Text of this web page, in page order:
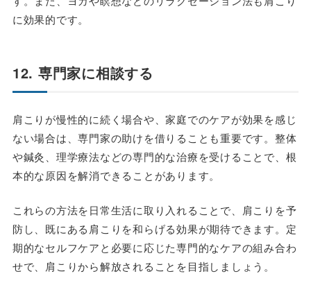
に効果的です。
12. 専門家に相談する
肩こりが慢性的に続く場合や、家庭でのケアが効果を感じ
ない場合は、専門家の助けを借りることも重要です。整体
や鍼灸、理学療法などの専門的な治療を受けることで、根
本的な原因を解消できることがあります。
これらの方法を日常生活に取り入れることで、肩こりを予
防し、既にある肩こりを和らげる効果が期待できます。定
期的なセルフケアと必要に応じた専門的なケアの組み合わ
せで、肩こりから解放されることを目指しましょう。